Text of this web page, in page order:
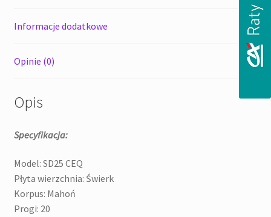
Informacje dodatkowe
Opinie (0)
Opis
Specyfikacja:
Model: SD25 CEQ
Płyta wierzchnia: Świerk
Korpus: Mahoń
Progi: 20